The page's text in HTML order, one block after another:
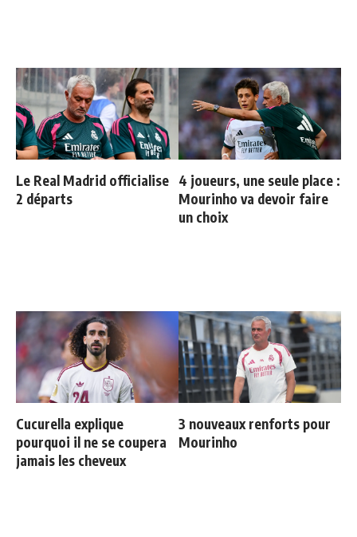
Le Real Madrid officialise
2 départs
4 joueurs, une seule place :
Mourinho va devoir faire
un choix
Cucurella explique
pourquoi il ne se coupera
jamais les cheveux
3 nouveaux renforts pour
Mourinho